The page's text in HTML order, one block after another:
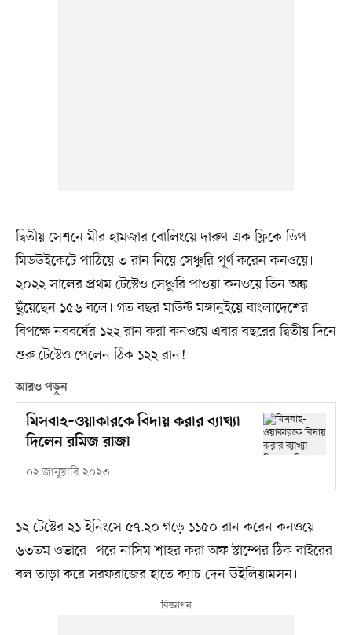
দ্বিতীয় সেশনে মীর হামজার বোলিংয়ে দারুণ এক ফ্লিকে ডিপ
মিডউইকেটে পাঠিয়ে ৩ রান নিয়ে সেঞ্চুরি পূর্ণ করেন কনওয়ে।
২০২২ সালের প্রথম টেস্টেও সেঞ্চুরি পাওয়া কনওয়ে তিন অঙ্ক
ছুঁয়েছেন ১৫৬ বলে। গত বছর মাউন্ট মঙ্গানুইয়ে বাংলাদেশের
বিপক্ষে নববর্ষের ১২২ রান করা কনওয়ে এবার বছরের দ্বিতীয় দিনে
শুরু টেস্টেও পেলেন ঠিক ১২২ রান!
আরও পড়ুন
মিসবাহ–ওয়াকারকে বিদায় করার ব্যাখ্যা
দিলেন রমিজ রাজা
০২ জানুয়ারি ২০২৩
১২ টেস্টের ২১ ইনিংসে ৫৭.২০ গড়ে ১১৫০ রান করেন কনওয়ে
৬৩তম ওভারে। পরে নাসিম শাহর করা অফ স্টাম্পের ঠিক বাইরের
বল তাড়া করে সরফরাজের হাতে ক্যাচ দেন উইলিয়ামসন।